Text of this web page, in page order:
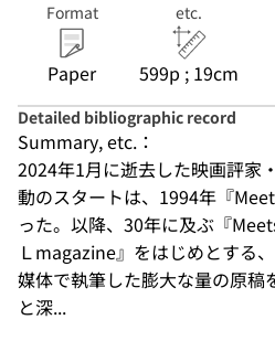
Format
Paper
etc.
599p ; 19cm
Detailed bibliographic record
Summary, etc.：
2024年1月に逝去した映画評家
動のスタートは、1994年『
った。以降、30年に及ぶ『
Ｌmagazine』をはじめとする
媒体で執筆した膨大な量の原稿
と深...